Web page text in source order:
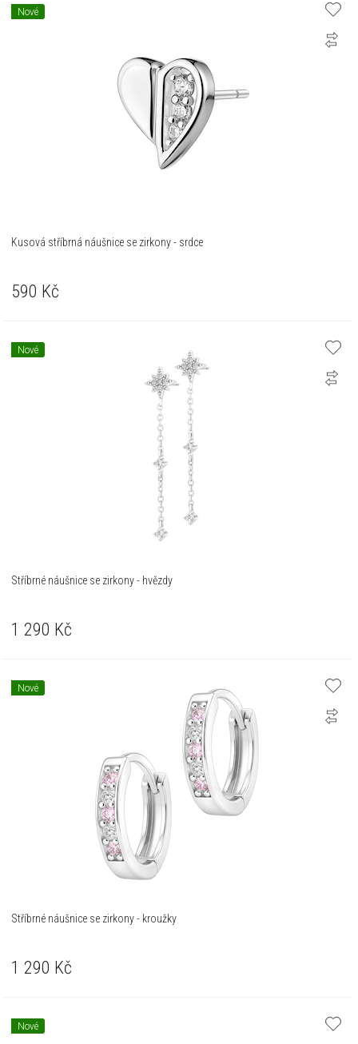
Nové
Kusová stříbrná náušnice se zirkony - srdce
590 Kč
Nové
Stříbrné náušnice se zirkony - hvězdy
1 290 Kč
Nové
Stříbrné náušnice se zirkony - kroužky
1 290 Kč
Nové